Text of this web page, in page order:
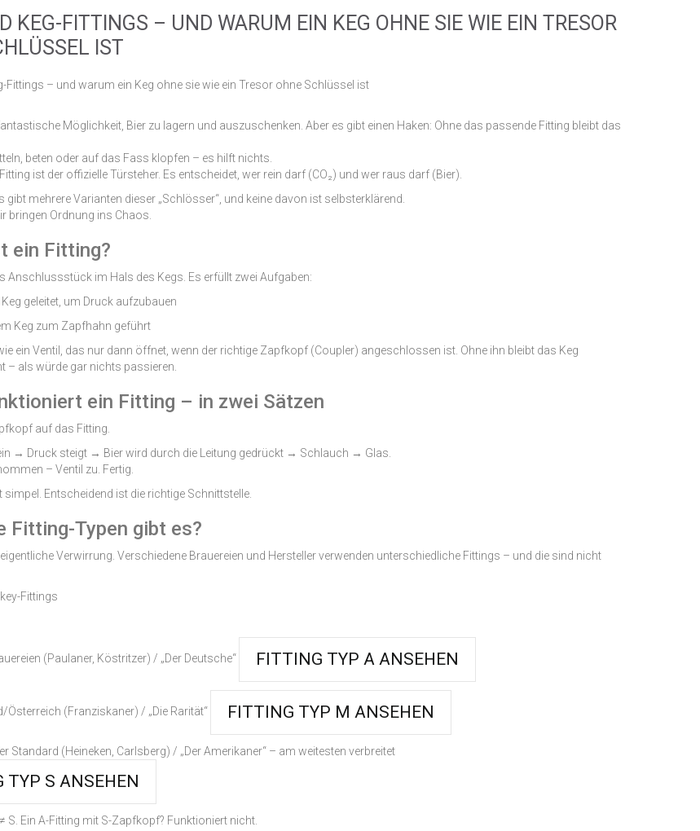
KEG-FITTINGS – UND WARUM EIN KEG OHNE SIE WIE EIN TRESOR
IST
Möglichkeit, Bier zu lagern und auszuschenken. Aber es gibt einen Haken: Ohne das passende Fitting bleibt das
beten oder auf das Fass klopfen – es hilft nichts.
ist der offizielle Türsteher. Es entscheidet, wer rein darf (CO₂) und wer raus darf (Bier).
gibt mehrere Varianten dieser „Schlösser“, und keine davon ist selbsterklärend.
bringen Ordnung ins Chaos.
ein Fitting?
Anschlussstück im Hals des Kegs. Es erfüllt zwei Aufgaben:
geleitet, um Druck aufzubauen
Keg zum Zapfhahn geführt
ein Ventil, das nur dann öffnet, wenn der richtige Zapfkopf (Coupler) angeschlossen ist. Ohne ihn bleibt das Keg
– als würde gar nichts passieren.
ein Fitting – in zwei Sätzen
auf das Fitting.
→ Druck steigt → Bier wird durch die Leitung gedrückt → Schlauch → Glas.
– Ventil zu. Fertig.
simpel. Entscheidend ist die richtige Schnittstelle.
Fitting-Typen gibt es?
Verwirrung. Verschiedene Brauereien und Hersteller verwenden unterschiedliche Fittings – und die sind nicht
Fittings
(Paulaner, Köstritzer) / „Der Deutsche“ FITTING TYP A ANSEHEN
Österreich (Franziskaner) / „Die Rarität“ FITTING TYP M ANSEHEN
Standard (Heineken, Carlsberg) / „Der Amerikaner“ – am weitesten verbreitet
TYP S ANSEHEN
S. Ein A-Fitting mit S-Zapfkopf? Funktioniert nicht.